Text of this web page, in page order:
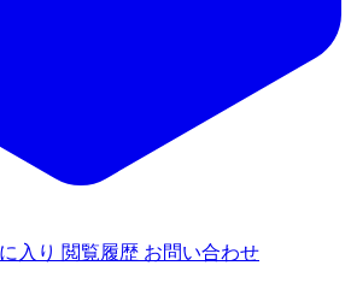
入り 閲覧履歴 お問い合わせ